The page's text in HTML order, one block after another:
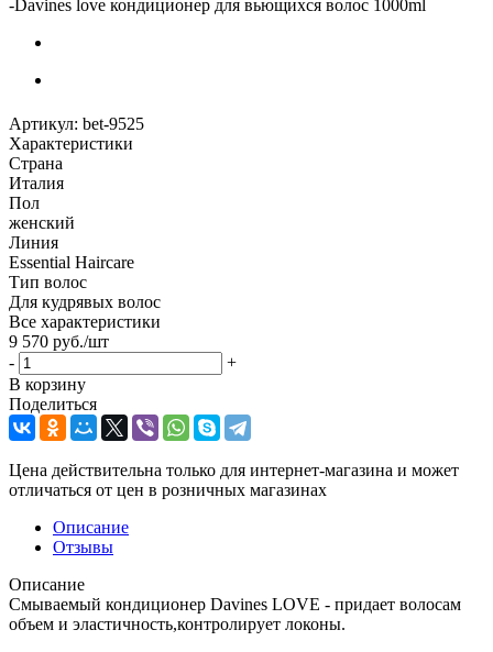
-Davines love кондиционер для вьющихся волос 1000ml
Артикул: bet-9525
Характеристики
Страна
Италия
Пол
женский
Линия
Essential Haircare
Тип волос
Для кудрявых волос
Все характеристики
9 570 руб./шт
-
+
В корзину
Поделиться
Цена действительна только для интернет-магазина и может
отличаться от цен в розничных магазинах
Описание
Отзывы
Описание
Смываемый кондиционер Davines LOVE - придает волосам
объем и эластичность,контролирует локоны.